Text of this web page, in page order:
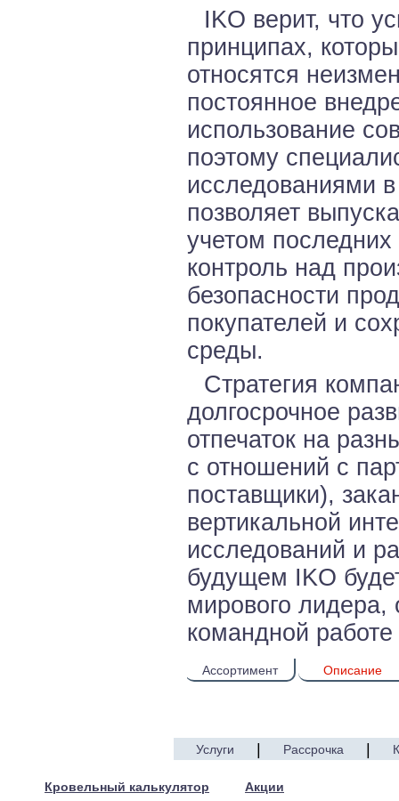
IKO верит, что
принципах,
относятся
постоянное
использование
поэтому
исследованиями
позволяет
учетом
контроль над
безопасности
покупателей и
среды.
Стратегия
долгосрочное
отпечаток на
с отношений с
поставщики),
вертикальной
исследований и
будущем IKO
мирового лидера,
командной
Ассортимент Описание
Услуги Рассрочка
Кровельный калькулятор
Акции